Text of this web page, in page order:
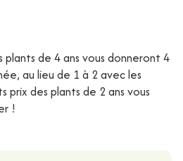
plants de 4 ans vous donneront 4
au lieu de 1 à 2 avec les
prix des plants de 2 ans vous
!